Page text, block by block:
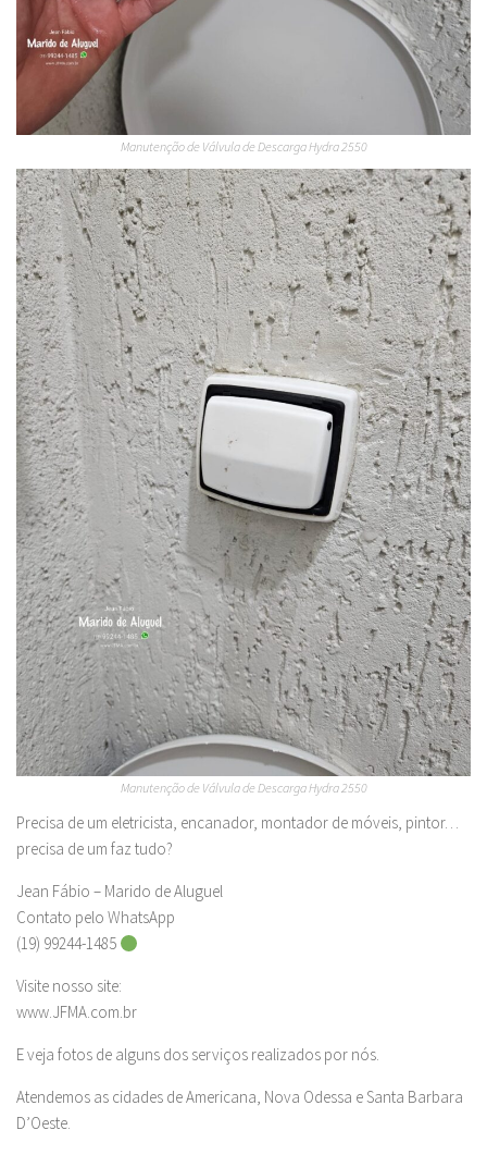
Manutenção de Válvula de Descarga Hydra 2550
Manutenção de Válvula de Descarga Hydra 2550
Precisa de um eletricista, encanador, montador de móveis, pintor…
precisa de um faz tudo?
Jean Fábio – Marido de Aluguel
Contato pelo WhatsApp
(19) 99244-1485
Visite nosso site:
www.JFMA.com.br
E veja fotos de alguns dos serviços realizados por nós.
Atendemos as cidades de Americana, Nova Odessa e Santa Barbara
D’Oeste.